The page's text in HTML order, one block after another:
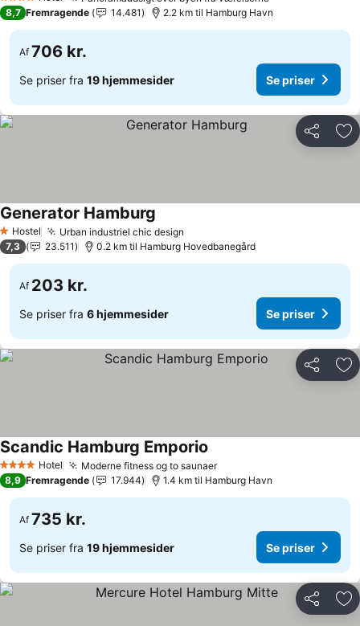
4 Stjerner
8,7 Fremragende 14.481 2.2 km til Hamburg Havn
Af 706 kr.
Se priser fra 19 hjemmesider Se priser
Del
1 Stjerner
Hostel Urban industriel chic design
Generator Hamburg
7,3 23.511 0.2 km til Hamburg Hovedbanegård
Af 203 kr.
Se priser fra 6 hjemmesider Se priser
Del
4 StjernerHotel Moderne fitness og to saunaerSe priser
Scandic Hamburg Emporio
8,9 Fremragende 17.944 1.4 km til Hamburg Havn
Af 735 kr.
Se priser fra 19 hjemmesider Se priser
Del